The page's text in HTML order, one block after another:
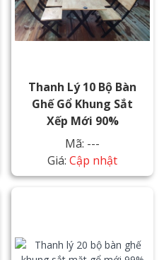
Thanh Lý 10 Bộ Bàn
Ghế Gổ Khung Sắt
Xếp Mới 90%
Mã: ---
Giá: Cập nhật